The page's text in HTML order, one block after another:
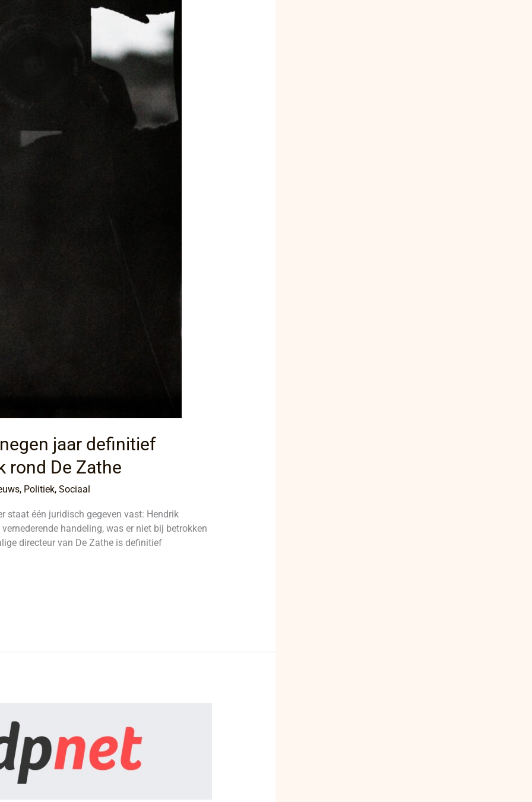
jaar definitief
rond De Zathe
, Politiek, Sociaal
staat één juridisch gegeven vast: Hendrik
handeling, was er niet bij betrokken
directeur van De Zathe is definitief